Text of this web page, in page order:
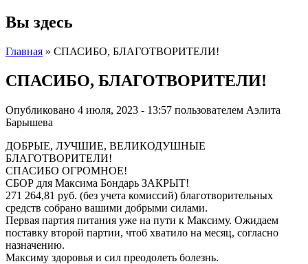
Вы здесь
Главная » СПАСИБО, БЛАГОТВОРИТЕЛИ!
СПАСИБО, БЛАГОТВОРИТЕЛИ!
Опубликовано 4 июля, 2023 - 13:57 пользователем Аэлита
Барышева
ДОБРЫЕ, ЛУЧШИЕ, ВЕЛИКОДУШНЫЕ
БЛАГОТВОРИТЕЛИ!
СПАСИБО ОГРОМНОЕ!
СБОР для Максима Бондарь ЗАКРЫТ!
271 264,81 руб. (без учета комиссий) благотворительных
средств собрано вашими добрыми силами.
Первая партия питания уже на пути к Максиму. Ожидаем
поставку второй партии, чтоб хватило на месяц, согласно
назначению.
Максиму здоровья и сил преодолеть болезнь.